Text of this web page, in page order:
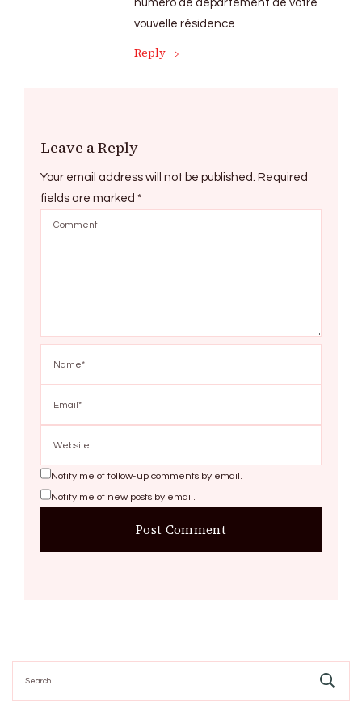
numéro de département de votre
vouvelle résidence
Reply
Leave a Reply
Your email address will not be published. Required
fields are marked *
Notify me of follow-up comments by email.
Notify me of new posts by email.
for: